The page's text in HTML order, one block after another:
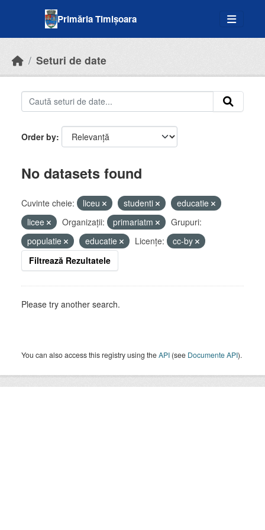
Primăria Timișoara
Seturi de date
Order by
No datasets found
Cuvinte cheie: liceu studenti
educatie
licee
Organizații: primariatm
Grupuri:
populatie
educatie Licenţe:
cc-by
Filtrează Rezultatele
Please try another search.
You can also access this registry using theAPI (see Documente API).